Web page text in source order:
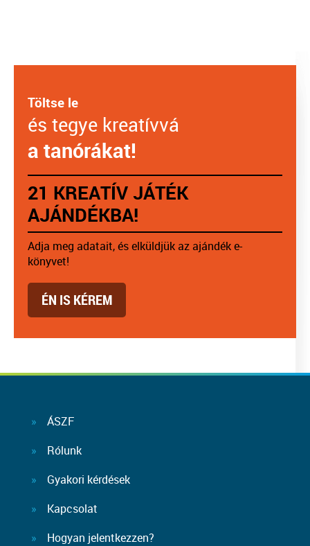
Töltse le
és tegye kreatívvá
a tanórákat!
21 KREATÍV JÁTÉK
AJÁNDÉKBA!
Adja meg adatait, és elküldjük az ajándék e-
könyvet!
ÉN IS KÉREM
ÁSZF
Rólunk
Gyakori kérdések
Kapcsolat
Hogyan jelentkezzen?